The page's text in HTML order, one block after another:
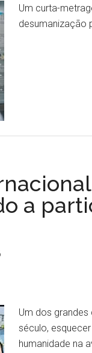
Um curta-
desumanização
a
Um dos
século,
humanidade na